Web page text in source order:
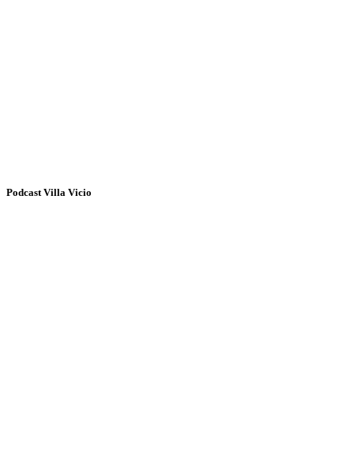
Podcast Villa Vicio